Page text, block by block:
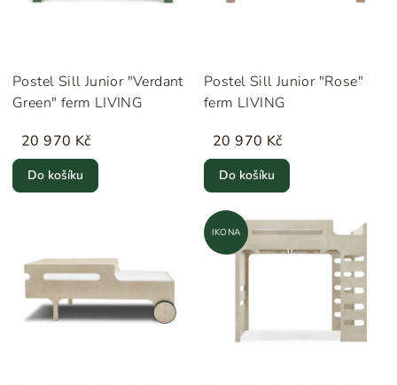
Postel Sill Junior "Verdant
Green" ferm LIVING
20 970 Kč
Do košíku
Postel Sill Junior "Rose"
ferm LIVING
20 970 Kč
Do košíku
IKONA